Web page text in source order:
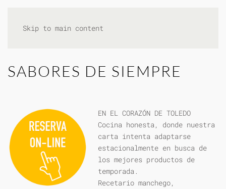
Skip to main content
SABORES DE SIEMPRE
EN EL CORAZÓN DE TOLEDO
Cocina honesta, donde nuestra
carta intenta adaptarse
estacionalmente en busca de
los mejores productos de
temporada.
Recetario manchego,